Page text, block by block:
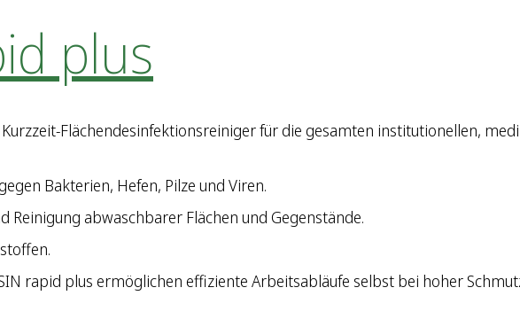
plus
Flächendesinfektionsreiniger für die gesamten institutionellen,
Bakterien, Hefen, Pilze und Viren.
Reinigung abwaschbarer Flächen und Gegenstände.
rapid plus ermöglichen effiziente Arbeitsabläufe selbst bei hoher